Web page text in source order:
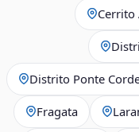
Cerrito
Distrito Ponte
Fragata